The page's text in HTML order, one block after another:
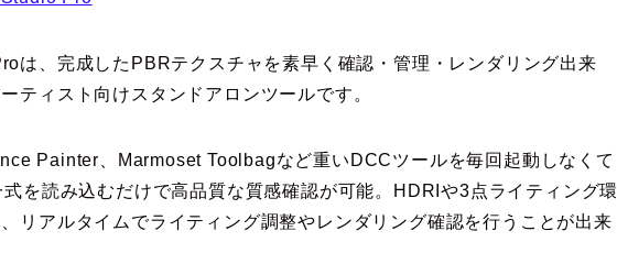
は、完成したPBRテクスチャを素早く確認・管理・レンダリング出来
ティスト向けスタンドアロンツールです。
Painter、Marmoset Toolbagなど重いDCCツールを毎回起動しなくて
を読み込むだけで高品質な質感確認が可能。HDRIや3点ライティング環
リアルタイムでライティング調整やレンダリング確認を行うことが出来